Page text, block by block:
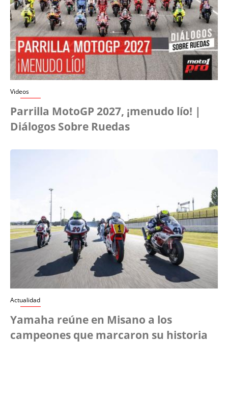
Videos
Parrilla MotoGP 2027, ¡menudo lío! |
Diálogos Sobre Ruedas
Actualidad
Yamaha reúne en Misano a los
campeones que marcaron su historia